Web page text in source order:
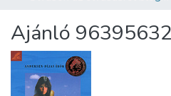
Statistics
About us
Ajánló